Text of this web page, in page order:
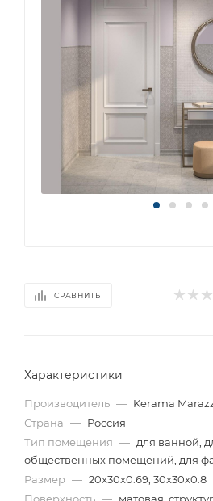
СРАВНИТЬ
Характеристики
Производитель — Kerama
Страна — Россия
Тип помещения — для ванной,
общественных помещений, для
Размер — 20x30x0.69, 30x30x0.8
Поверхность — матовая,